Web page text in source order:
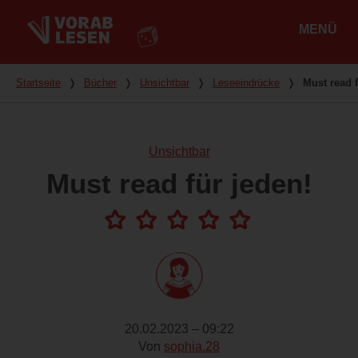
MENÜ
Du bist hier
Startseite ❭ Bücher ❭ Unsichtbar ❭ Leseeindrücke ❭ Must read
Unsichtbar
Must read für jeden!
20.02.2023 – 09:22
Von sophia.28